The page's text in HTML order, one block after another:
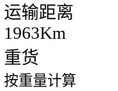
运输距离
1963Km
重货
按重量计算